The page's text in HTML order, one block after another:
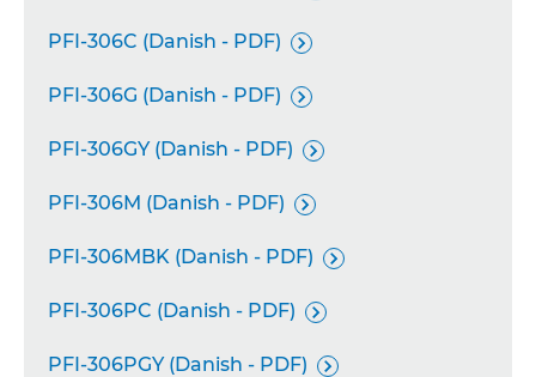
PFI-306C (Danish - PDF) 
PFI-306G (Danish - PDF) 
PFI-306GY (Danish - PDF) 
PFI-306M (Danish - PDF) 
PFI-306MBK (Danish - PDF) 
PFI-306PC (Danish - PDF) 
PFI-306PGY (Danish - PDF) 